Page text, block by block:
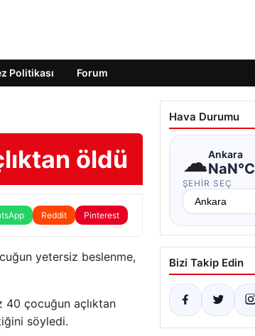
Politikası Forum
öldü
Reddit Pinterest
yetersiz beslenme,
40 çocuğun açlıktan
söyledi.
Hava Durumu
☁Ankara
NaN°C
ŞEHIR SEÇ
Bizi Takip Edin